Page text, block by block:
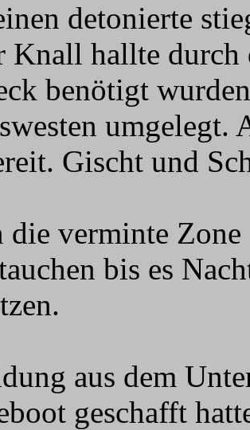
detonierte
Knall hallte
benötigt
umgelegt.
Gischt und
die verminte Zone
bis es
aus dem
geschafft